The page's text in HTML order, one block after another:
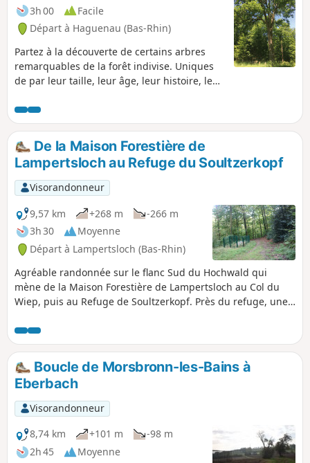
3h 00
Facile
Départ à Haguenau (Bas-Rhin)
Partez à la découverte de certains arbres
remarquables de la forêt indivise. Uniques
de par leur taille, leur âge, leur histoire, leur
partie du patrimoine naturel et culturel de la
forêt de Haguenau à qui ils donnent son
identité.De la Maison Forestière de
Lampertsloch au Refuge du Soultzerkopf
Visorandonneur
9,57 km
+268 m
-266 m
3h 30
Moyenne
Départ à Lampertsloch (Bas-Rhin)
Agréable randonnée sur le flanc Sud du Hochwald qui
mène de la Maison Forestière de Lampertsloch au Col du
Wiep, puis au Refuge de Soultzerkopf. Près du refuge, une
la plaine. Ce parcours est favorable à un retour vers la
nature et à retrouver toute sa quiétude.
Boucle de Morsbronn-les-Bains à
Eberbach
Visorandonneur
8,74 km
+101 m
-98 m
2h 45
Moyenne